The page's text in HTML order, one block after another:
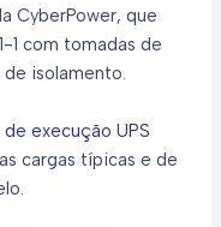
CyberPower, que
1 com tomadas de
isolamento.
execução UPS
cargas típicas e de